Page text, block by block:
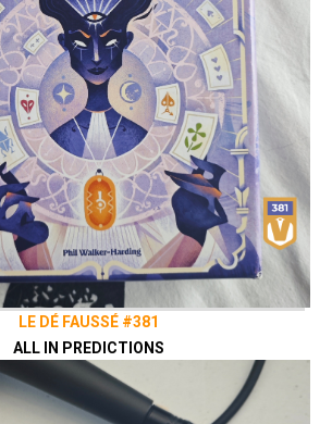
LE DÉ FAUSSÉ #381
ALL IN PREDICTIONS